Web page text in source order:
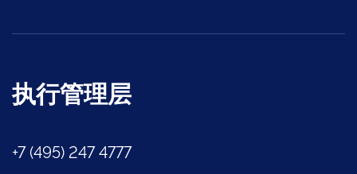
执行管理层
+7 (495) 247 4777